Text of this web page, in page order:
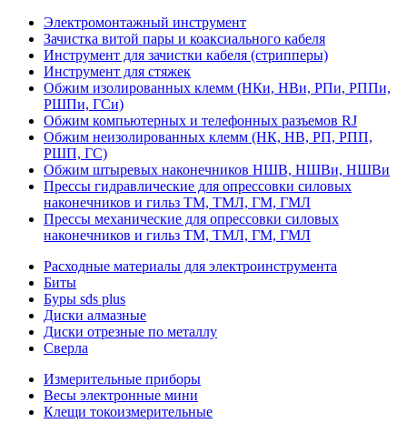
Электромонтажный инструмент
Зачистка витой пары и коаксиального кабеля
Инструмент для зачистки кабеля (стрипперы)
Инструмент для стяжек
Обжим изолированных клемм (НКи, НВи, РПи, РППи,
РШПи, ГСи)
Обжим компьютерных и телефонных разъемов RJ
Обжим неизолированных клемм (НК, НВ, РП, РПП,
РШП, ГС)
Обжим штыревых наконечников НШВ, НШВи, НШВи
Прессы гидравлические для опрессовки силовых
наконечников и гильз ТМ, ТМЛ, ГМ, ГМЛ
Прессы механические для опрессовки силовых
наконечников и гильз ТМ, ТМЛ, ГМ, ГМЛ
Расходные материалы для электроинструмента
Биты
Буры sds plus
Диски алмазные
Диски отрезные по металлу
Сверла
Измерительные приборы
Весы электронные мини
Клещи токоизмерительные